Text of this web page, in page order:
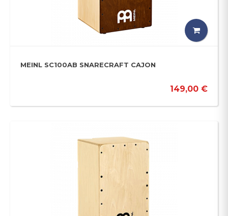
MEINL SC100AB SNARECRAFT CAJON
149,00 €